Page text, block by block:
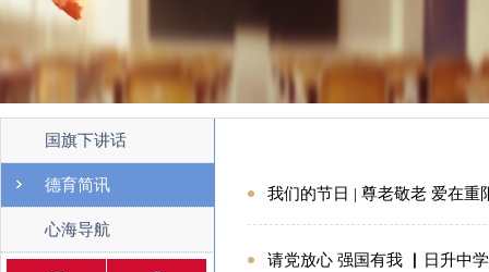
国旗下讲话
德育简讯
心海导航
我们的节日 | 尊老敬老 爱在重
请党放心 强国有我 ▏日升中